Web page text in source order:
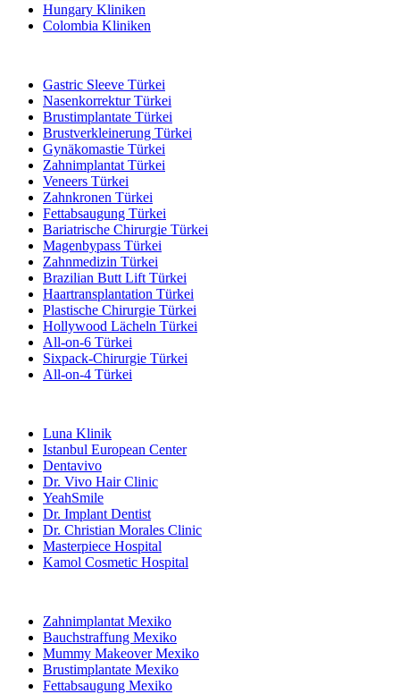
Hungary Kliniken
Colombia Kliniken
Gastric Sleeve Türkei
Nasenkorrektur Türkei
Brustimplantate Türkei
Brustverkleinerung Türkei
Gynäkomastie Türkei
Zahnimplantat Türkei
Veneers Türkei
Zahnkronen Türkei
Fettabsaugung Türkei
Bariatrische Chirurgie Türkei
Magenbypass Türkei
Zahnmedizin Türkei
Brazilian Butt Lift Türkei
Haartransplantation Türkei
Plastische Chirurgie Türkei
Hollywood Lächeln Türkei
All-on-6 Türkei
Sixpack-Chirurgie Türkei
All-on-4 Türkei
Luna Klinik
Istanbul European Center
Dentavivo
Dr. Vivo Hair Clinic
YeahSmile
Dr. Implant Dentist
Dr. Christian Morales Clinic
Masterpiece Hospital
Kamol Cosmetic Hospital
Zahnimplantat Mexiko
Bauchstraffung Mexiko
Mummy Makeover Mexiko
Brustimplantate Mexiko
Fettabsaugung Mexiko